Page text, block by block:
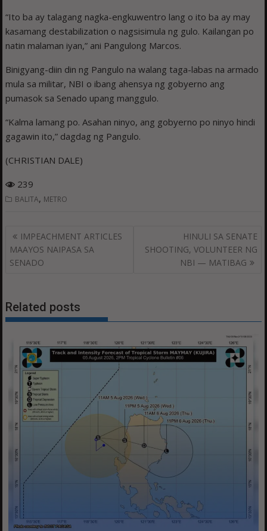
“Ito ba ay talagang nagka-engkuwentro lang o ito ba ay may
kasamang destabilization o nagsisimula ng gulo. Kailangan po
natin malaman iyan,” ani Pangulong Marcos.
Binigyang-diin din ng Pangulo na walang taga-labas na armado
mula sa militar, NBI o ibang ahensya ng gobyerno ang
pumasok sa Senado upang manggulo.
“Kalma lamang po. Asahan ninyo, ang gobyerno po ninyo hindi
gagawin ito,” dagdag ng Pangulo.
(CHRISTIAN DALE)
239
BALITA, METRO
Post
navigation
IMPEACHMENT ARTICLES
MAAYOS NAIPASA SA
SENADO
HINULI SA SENATE
SHOOTING, VOLUNTEER NG
NBI — MATIBAG
Related posts